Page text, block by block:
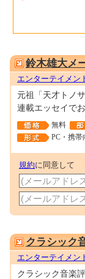
鈴木雄大メ
エンターテイメン
元祖「天才トノ
連載エッセイで
無料
PC・携
規約に同意して
クラシック
エンターテイメン
クラシック音楽